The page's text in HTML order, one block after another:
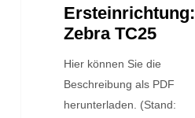
Ersteinrichtung:
Zebra TC25
Hier können Sie die
Beschreibung als PDF
herunterladen. (Stand: